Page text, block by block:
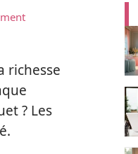
richesse
? Les